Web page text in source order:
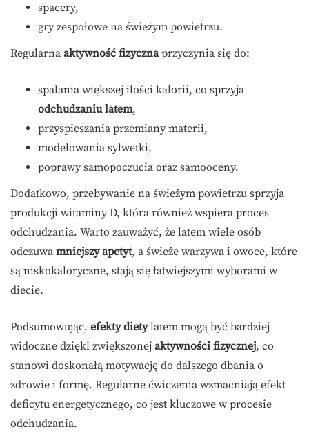
spacery,
gry zespołowe na świeżym powietrzu.
Regularna aktywność fizycznaprzyczynia się do:
spalania większej ilości kalorii, co sprzyja
odchudzaniu latem,
przyspieszania przemiany materii,
modelowania sylwetki,
poprawy samopoczucia oraz samooceny.
Dodatkowo, przebywanie na świeżym powietrzu sprzyja
produkcji witaminy D, która również wspiera proces
odchudzania. Warto zauważyć, że latem wiele osób
odczuwa mniejszy apetyt, a świeże warzywa i owoce, które
są niskokaloryczne, stają się łatwiejszymi wyborami w
diecie.
Podsumowując, efekty dietylatem mogą być bardziej
widoczne dzięki zwiększonej aktywności fizycznej, co
stanowi doskonałą motywację do dalszego dbania o
zdrowie i formę. Regularne ćwiczenia wzmacniają efekt
deficytu energetycznego, co jest kluczowe w procesie
odchudzania.